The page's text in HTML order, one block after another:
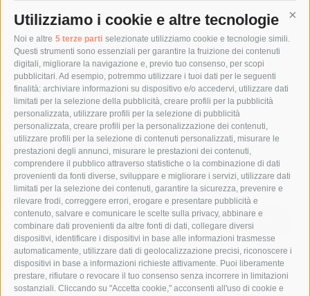
Utilizziamo i cookie e altre tecnologie
Noi e altre 5 terze parti selezionate utilizziamo cookie e tecnologie simili.
Questi strumenti sono essenziali per garantire la fruizione dei contenuti
digitali, migliorare la navigazione e, previo tuo consenso, per scopi
pubblicitari. Ad esempio, potremmo utilizzare i tuoi dati per le seguenti
finalità: archiviare informazioni su dispositivo e/o accedervi, utilizzare dati
limitati per la selezione della pubblicità, creare profili per la pubblicità
personalizzata, utilizzare profili per la selezione di pubblicità
personalizzata, creare profili per la personalizzazione dei contenuti,
utilizzare profili per la selezione di contenuti personalizzati, misurare le
prestazioni degli annunci, misurare le prestazioni dei contenuti,
comprendere il pubblico attraverso statistiche o la combinazione di dati
provenienti da fonti diverse, sviluppare e migliorare i servizi, utilizzare dati
limitati per la selezione dei contenuti, garantire la sicurezza, prevenire e
rilevare frodi, correggere errori, erogare e presentare pubblicità e
contenuto, salvare e comunicare le scelte sulla privacy, abbinare e
combinare dati provenienti da altre fonti di dati, collegare diversi
dispositivi, identificare i dispositivi in base alle informazioni trasmesse
automaticamente, utilizzare dati di geolocalizzazione precisi, riconoscere i
dispositivi in base a informazioni richieste attivamente. Puoi liberamente
prestare, rifiutare o revocare il tuo consenso senza incorrere in limitazioni
sostanziali. Cliccando su "Accetta cookie," acconsenti all'uso di cookie e
identità sarda e gastronomia.
Collaboro con testate, autori e
istituzioni che hanno qualcosa da dire
— e cercano il modo giusto per dirlo.
Martin J. Osburton — Saggista, ghostwriter,
editorialista
Iscriviti